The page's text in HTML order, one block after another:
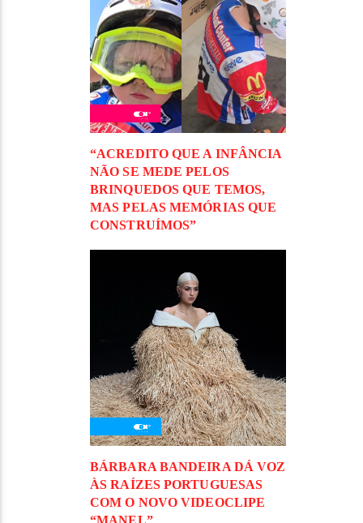
“ACREDITO QUE A INFÂNCIA
NÃO SE MEDE PELOS
BRINQUEDOS QUE TEMOS,
MAS PELAS MEMÓRIAS QUE
CONSTRUÍMOS”
BÁRBARA BANDEIRA DÁ VOZ
ÀS RAÍZES PORTUGUESAS
COM O NOVO VIDEOCLIPE
“MANEL”